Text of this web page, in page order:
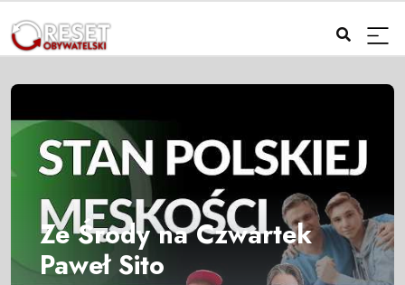
Ze Środy na Czwartek
Paweł Sito